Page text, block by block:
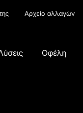
Αρχείο αλλαγών
Οφέλη